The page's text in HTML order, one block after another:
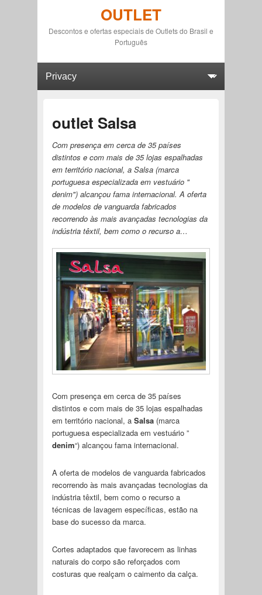
OUTLET
Descontos e ofertas especiais de Outlets do Brasil e
Português
outlet Salsa
Com presença em cerca de 35 países
distintos e com mais de 35 lojas espalhadas
em território nacional, a Salsa (marca
portuguesa especializada em vestuário "
denim") alcançou fama internacional. A oferta
de modelos de vanguarda fabricados
recorrendo às mais avançadas tecnologias da
indústria têxtil, bem como o recurso a…
Com presença em cerca de 35 países
distintos e com mais de 35 lojas espalhadas
em território nacional, a Salsa(marca
portuguesa especializada em vestuário ”
denim“) alcançou fama internacional.
A oferta de modelos de vanguarda fabricados
recorrendo às mais avançadas tecnologias da
indústria têxtil, bem como o recurso a
técnicas de lavagem específicas, estão na
base do sucesso da marca.
Cortes adaptados que favorecem as linhas
naturais do corpo são reforçados com
costuras que realçam o caimento da calça.